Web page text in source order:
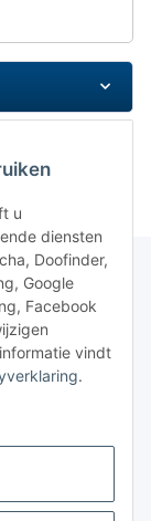
u
diensten
Doofinder,
Google
Facebook
vindt
.